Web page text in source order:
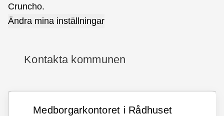
Cruncho.
Ändra mina inställningar
Kontakta kommunen
Medborgarkontoret i Rådhuset